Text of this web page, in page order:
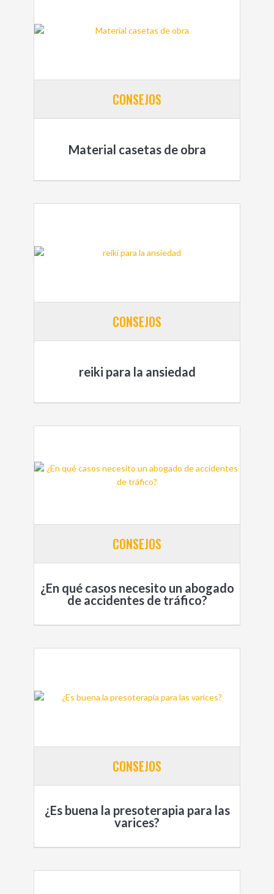
CONSEJOS
Material casetas de obra
CONSEJOS
reiki para la ansiedad
CONSEJOS
¿En qué casos necesito un abogado
de accidentes de tráfico?
CONSEJOS
¿Es buena la presoterapia para las
varices?